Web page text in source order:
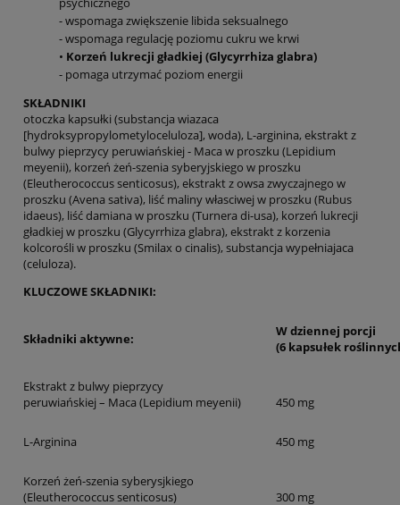
- wspomaga zwiększenie libida seksualnego
- wspomaga regulację poziomu cukru we krwi
• Korzeń lukrecji gładkiej (Glycyrrhiza glabra)
- pomaga utrzymać poziom energii
SKŁADNIKI
otoczka kapsułki (substancja wiazaca
[hydroksypropylometyloceluloza], woda), L-arginina, ekstrakt z
bulwy pieprzycy peruwiańskiej - Maca w proszku (Lepidium
meyenii), korzeń żeń-szenia syberyjskiego w proszku
(Eleutherococcus senticosus), ekstrakt z owsa zwyczajnego w
proszku (Avena sativa), liść maliny własciwej w proszku (Rubus
idaeus), liść damiana w proszku (Turnera di-usa), korzeń lukrecji
gładkiej w proszku (Glycyrrhiza glabra), ekstrakt z korzenia
kolcorośli w proszku (Smilax o cinalis), substancja wypełniajaca
(celuloza).
KLUCZOWE SKŁADNIKI:
Składniki aktywne:
W dziennej porcji
(6 kapsułek
Ekstrakt z bulwy pieprzycy
peruwiańskiej – Maca (Lepidium meyenii)
450 mg
L-Arginina 450 mg
Korzeń żeń-szenia syberysjkiego
(Eleutherococcus senticosus)
300 mg